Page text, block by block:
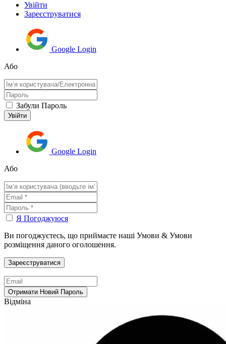
Увійти
Зареєструватися
Google Login
Або
Забули Пароль
Google Login
Або
Я Погоджуюся
Ви погоджуєтесь, що приймаєте наші Умови & Умови
розміщення даного оголошення.
Відміна